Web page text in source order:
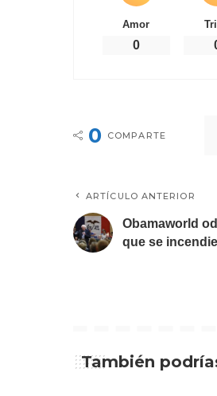
Amor
0
0 COMPARTE
ARTÍCULO ANTERIOR
Obamaworld
que se incendie
También